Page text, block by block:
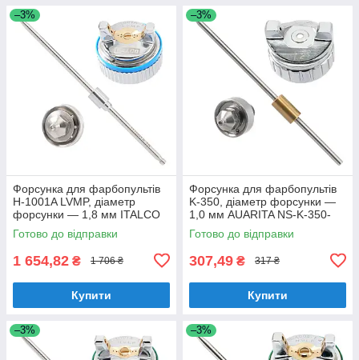
–3%
Форсунка для фарбопультів
H-1001A LVMP, діаметр
форсунки — 1,8 мм ITALCO
NS-H-1001A — 1.8LM
Готово до відправки
1 654,82 ₴ 1 706 ₴
Купити
–3%
Форсунка для фарбопультів
K-350, діаметр форсунки —
1,0 мм AUARITA NS-K-350-
1.0
Готово до відправки
307,49 ₴ 317 ₴
Купити
–3% –3%